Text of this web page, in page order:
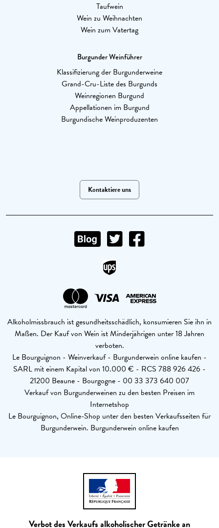
Taufwein
Wein zu Weihnachten
Wein zum Vatertag
Burgunder Weinführer
Klassifizierung der Burgunderweine
Grand-Cru-Liste des Burgunds
Weinregionen Burgund
Appellationen im Burgund
Burgundische Weinproduzenten
Kontaktiere uns
Alkoholmissbrauch ist gesundheitsschädlich, konsumieren Sie ihn in
Maßen. Der Kauf von Wein ist Minderjährigen unter 18 Jahren
verboten.
Le Bourguignon - Weinverkauf - Burgunderwein online kaufen -
SARL mit einem Kapital von 10.000 € - RCS 788 926 426 -
21200 Beaune - Bourgogne - 00 33 373 640 007
Verkauf von Burgunderweinen zu den besten Preisen im
Internetshop
Le Bourguignon, Online-Shop unter den besten Verkaufsseiten für
Burgunderwein. Burgunderwein online kaufen
Verbot des Verkaufs alkoholischer Getränke an